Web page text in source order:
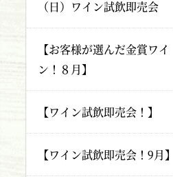
（日）ワイン試飲即売会
【お客様が選んだ金賞ワイ
ン！８月】
【ワイン試飲即売会！】
【ワイン試飲即売会！9月】